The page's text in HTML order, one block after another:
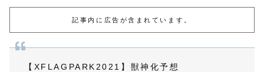
記事内に広告が含まれています。
【XFLAGPARK2021】獣神化予想